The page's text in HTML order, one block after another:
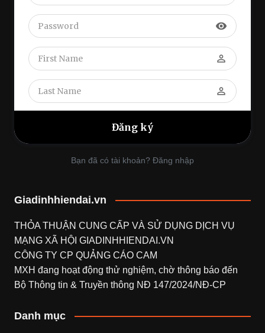
visibility
perm_identity
perm_identity
Bạn đã có tài khoản? Đăng nhập
Giadinhhiendai.vn
THỎA THUẬN CUNG CẤP VÀ SỬ DỤNG DỊCH VỤ
MẠNG XÃ HỘI GIADINHHIENDAI.VN
CÔNG TY CP QUẢNG CÁO CAM
MXH đang hoạt động thử nghiệm, chờ thông báo đến
Bộ Thông tin & Truyền thông NĐ 147/2024/NĐ-CP
Danh mục